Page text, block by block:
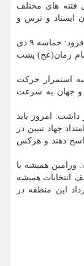
فتنه های مختلف
ایستاد و ترس و
صدیقی با اشاره به عظمت حماسه ماندگار ۹ دی افزود: حماسه ۹ دی
زمان(عج) پشت
استمرار حرکت
و جهان به سرعت
امروز باید
جهاد تبیین در
دهند و هرکس
ورامین همیشه با
انتخابات همیشه
در صحنه داشته و شهدای ۱۵ خرداد این منطقه در